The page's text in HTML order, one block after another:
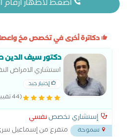
اضغط لاظهار ارقام
دكاترة أخرى في تخصص مخ
دكتور سيف
استشاري الامراض
الادمان - جامعة
الملكية الانجليزية
الجمعية المصرية
مستشفى
إختيار جيد
(44 تقييم)
إستشاري تخصصنفسي
سموحة متفرع من إسماعيل